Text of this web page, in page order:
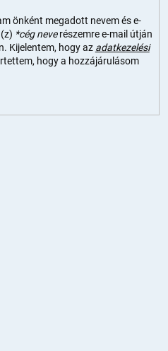
önként megadott nevem és e-
*cég neverészemre e-mail útján
Kijelentem, hogy az adatkezelési
hogy a hozzájárulásom